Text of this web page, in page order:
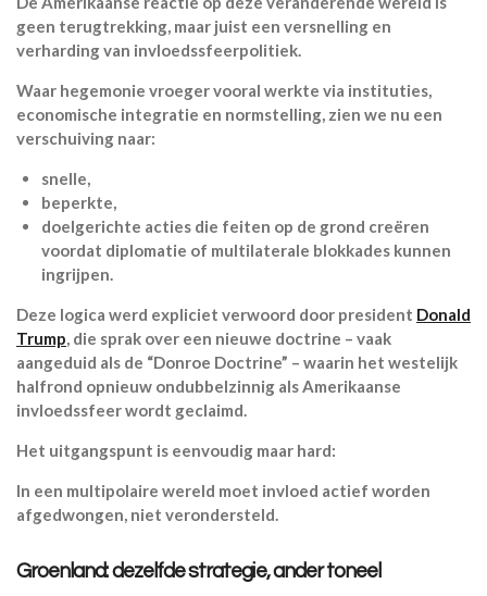
geen terugtrekking, maar juist een versnelling en
verharding van invloedssfeerpolitiek.
Waar hegemonie vroeger vooral werkte via instituties,
economische integratie en normstelling, zien we nu een
verschuiving naar:
snelle,
beperkte,
doelgerichte acties die feiten op de grond creëren
voordat diplomatie of multilaterale blokkades kunnen
ingrijpen.
Deze logica werd expliciet verwoord door president Donald
Trump, die sprak over een nieuwe doctrine – vaak
aangeduid als de “Donroe Doctrine” – waarin het westelijk
halfrond opnieuw ondubbelzinnig als Amerikaanse
invloedssfeer wordt geclaimd.
Het uitgangspunt is eenvoudig maar hard:
In een multipolaire wereld moet invloed actief worden
afgedwongen, niet verondersteld.
Groenland: dezelfde strategie, ander toneel